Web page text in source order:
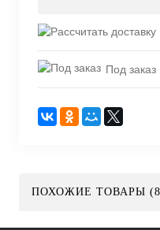
Под заказ
ПОХОЖИЕ ТОВАРЫ